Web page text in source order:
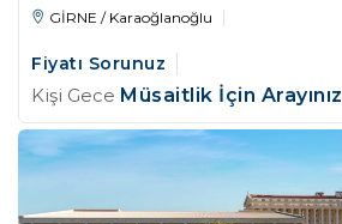
GİRNE / Karaoğlanoğlu
Fiyatı Sorunuz
Kişi Gece Müsaitlik İçin Arayınız